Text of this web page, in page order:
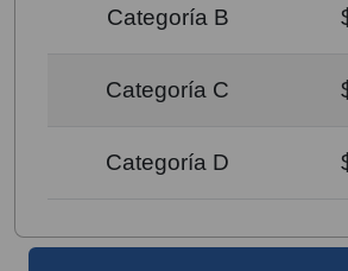
Categoría B
Categoría C
Categoría D